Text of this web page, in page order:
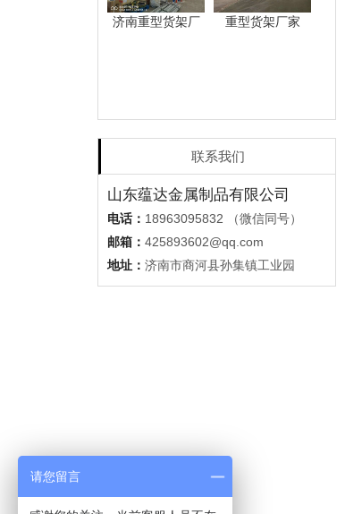
济南重型货架厂 重型货架厂家
联系我们
山东蕴达金属制品有限公司
电话： 18963095832 （微信同号）
邮箱： 425893602@qq.com
地址： 济南市商河县孙集镇工业园
请您留言